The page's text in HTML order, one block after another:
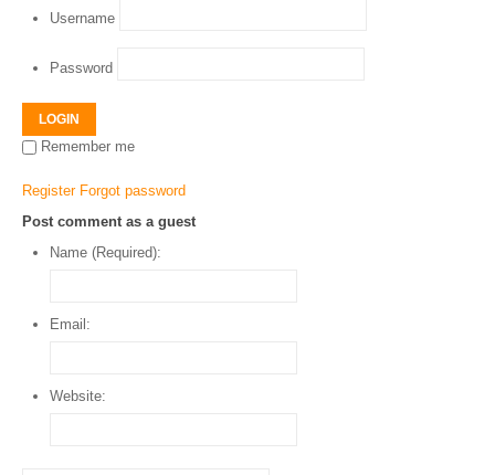
Username
Password
LOGIN
Remember me
Register Forgot password
Post comment as a guest
Name (Required):
Email:
Website: